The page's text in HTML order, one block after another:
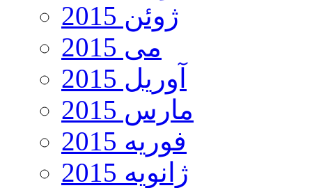
ژوئن 2015
می 2015
آوریل 2015
مارس 2015
فوریه 2015
ژانویه 2015